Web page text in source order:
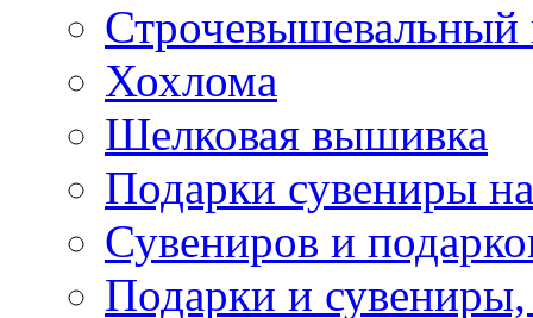
Хохлома
Шелковая вышивка
Подарки сувениры
Сувениров и
Подарки и сувениры,